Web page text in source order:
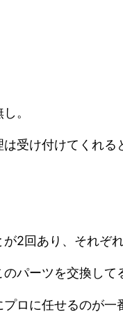
。
受け付けてくれる
2回あり、それぞ
パーツを交換し
ロに任せるのが一